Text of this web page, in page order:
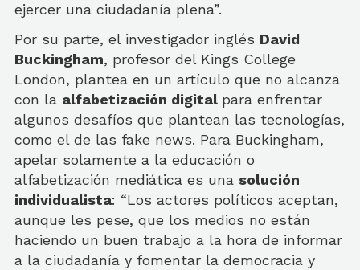
ejercer una ciudadanía plena”.
Por su parte, el investigador inglés David
Buckingham, profesor del Kings College
London, plantea en un artículo que no alcanza
con la alfabetización digital para enfrentar
algunos desafíos que plantean las tecnologías,
como el de las fake news. Para Buckingham,
apelar solamente a la educación o
alfabetización mediática es una solución
individualista: “Los actores políticos aceptan,
aunque les pese, que los medios no están
haciendo un buen trabajo a la hora de informar
a la ciudadanía y fomentar la democracia y